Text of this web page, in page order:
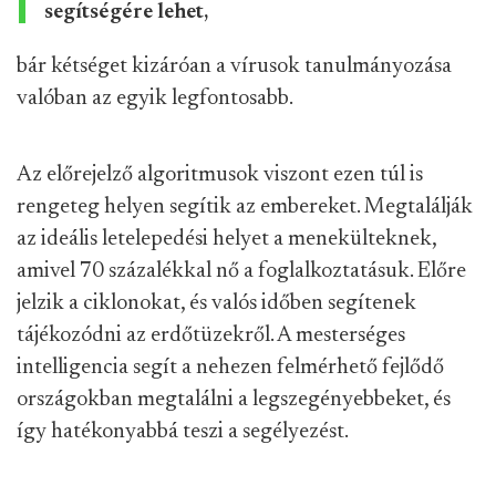
segítségére lehet,
bár kétséget kizáróan a vírusok tanulmányozása
valóban az egyik legfontosabb.
Az előrejelző algoritmusok viszont ezen túl is
rengeteg helyen segítik az embereket. Megtalálják
az ideális letelepedési helyet a menekülteknek,
amivel 70 százalékkal nő a foglalkoztatásuk. Előre
jelzik a ciklonokat, és valós időben segítenek
tájékozódni az erdőtüzekről. A mesterséges
intelligencia segít a nehezen felmérhető fejlődő
országokban megtalálni a legszegényebbeket, és
így hatékonyabbá teszi a segélyezést.